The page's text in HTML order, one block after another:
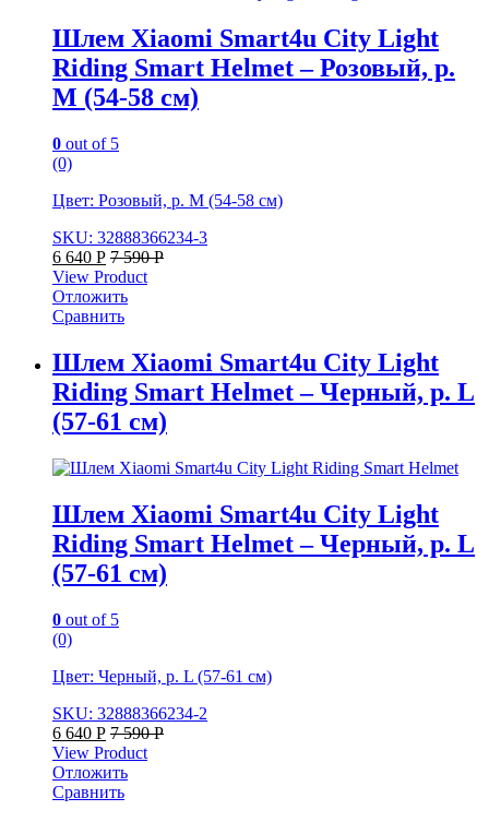
Шлем Xiaomi Smart4u City Light
Riding Smart Helmet – Розовый, р.
M (54-58 см)
0 out of 5
(0)
Цвет: Розовый, р. M (54-58 см)
SKU: 32888366234-3
6 640 Р 7 590Р
View Product
Отложить
Сравнить
Шлем Xiaomi Smart4u City Light
Riding Smart Helmet – Черный, р. L
(57-61 см)
Шлем Xiaomi Smart4u City Light
Riding Smart Helmet – Черный, р. L
(57-61 см)
0 out of 5
(0)
Цвет: Черный, р. L (57-61 см)
SKU: 32888366234-2
6 640 Р 7 590Р
View Product
Отложить
Сравнить